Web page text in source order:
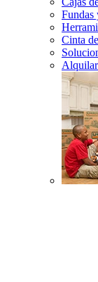
Fundas
Cinta
Alquilar